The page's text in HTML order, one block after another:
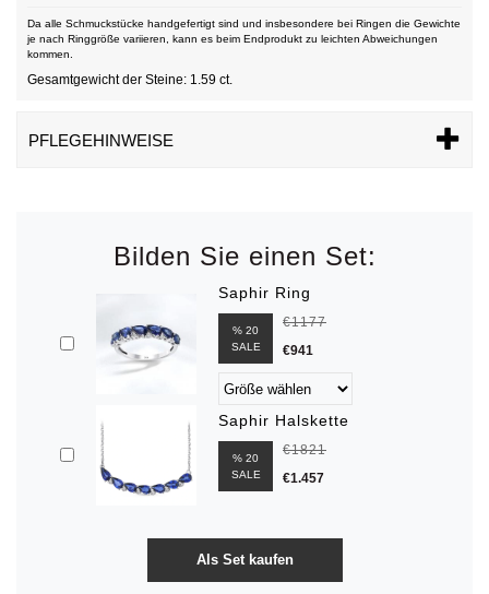
Da alle Schmuckstücke handgefertigt sind und insbesondere bei Ringen die Gewichte
je nach Ringgröße variieren, kann es beim Endprodukt zu leichten Abweichungen
kommen.
Gesamtgewicht der Steine: 1.59 ct.
PFLEGEHINWEISE
Bilden Sie einen Set:
Saphir Ring
% 20
SALE
€1177
€941
Saphir Halskette
% 20
SALE
€1821
€1.457